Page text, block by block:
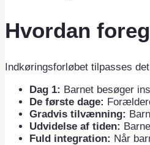
Hvordan
Indkøringsforløbet tilpasses
Dag 1: Barnet besøger
De første dage:
Gradvis tilvænning:
Udvidelse af tiden:
Fuld integration: Når